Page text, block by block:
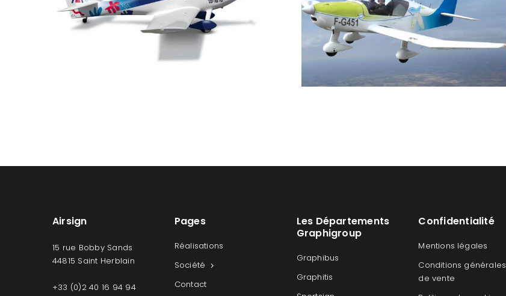
Airsign
15 rue Bobby Sands
44815 Saint Herblain
+33 (0)2 40 16 94 94
Pages
Réalisations
Société
Contact
Les Départements
Graphigroup
Graphibus
Graphitis
Confidentialité
Mentions légales
Conditions générales
de vente